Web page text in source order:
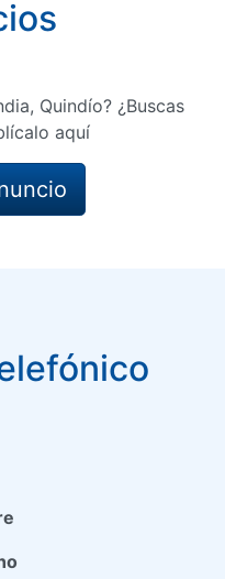
Quindío? ¿Buscas
aquí